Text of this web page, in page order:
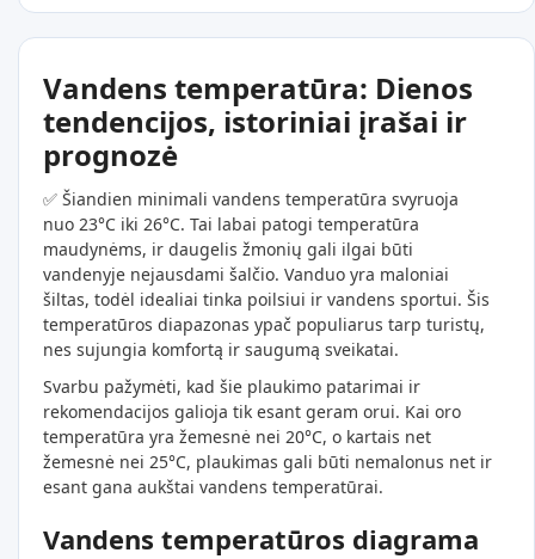
Vandens temperatūra: Dienos
tendencijos, istoriniai įrašai ir
prognozė
✅ Šiandien minimali vandens temperatūra svyruoja
nuo 23°C iki 26°C. Tai labai patogi temperatūra
maudynėms, ir daugelis žmonių gali ilgai būti
vandenyje nejausdami šalčio. Vanduo yra maloniai
šiltas, todėl idealiai tinka poilsiui ir vandens sportui. Šis
temperatūros diapazonas ypač populiarus tarp turistų,
nes sujungia komfortą ir saugumą sveikatai.
Svarbu pažymėti, kad šie plaukimo patarimai ir
rekomendacijos galioja tik esant geram orui. Kai oro
temperatūra yra žemesnė nei 20°C, o kartais net
žemesnė nei 25°C, plaukimas gali būti nemalonus net ir
esant gana aukštai vandens temperatūrai.
Vandens temperatūros diagrama